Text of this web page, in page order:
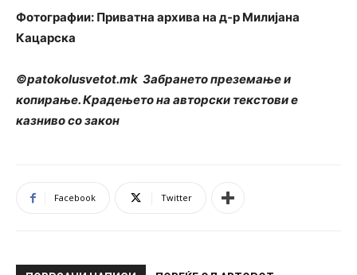
Фотографии: Приватна архива на д-р Милијана
Кацарска
©patokolusvetot.mk Забрането преземање и
копирање. Крадењето на авторски текстови е
казниво со закон
Facebook Twitter